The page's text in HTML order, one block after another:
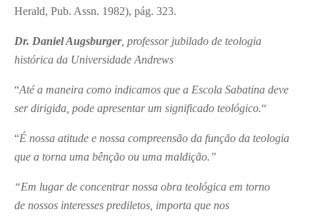
Herald, Pub. Assn. 1982), pág. 323.
Dr. Daniel Augsburger, professor jubilado de teologia
histórica da Universidade Andrews
“Até a maneira como indicamos que a Escola Sabatina deve
ser dirigida, pode apresentar um significado teológico.“
“É nossa atitude e nossa compreensão da função da teologia
que a torna uma bênção ou uma maldição.”
“Em lugar de concentrar nossa obra teológica em torno
de nossos interesses prediletos, importa que nos